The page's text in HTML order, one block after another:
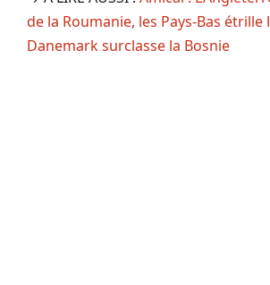
de la Roumanie, les Pays-Bas étrille
Danemark surclasse la Bosnie